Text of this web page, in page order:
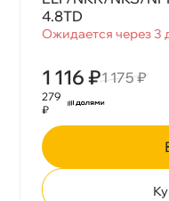
4.8TD
Ожидается через 3
1 116 ₽1 175 ₽
279
₽